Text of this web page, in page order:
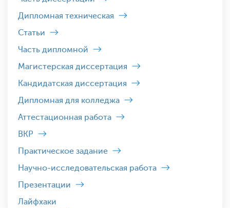
Дипломная техническая
Статьи
Часть дипломной
Магистерская диссертация
Кандидатская диссертация
Дипломная для колледжа
Аттестационная работа
ВКР
Практическое задание
Научно-исследовательская работа
Презентации
Лайфхаки